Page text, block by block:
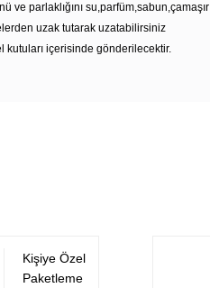
ve parlaklığını su,parfüm,sabun,çamaşır
uzak tutarak uzatabilirsiniz
kutuları içerisinde gönderilecektir.
Kişiye Özel
Paketleme